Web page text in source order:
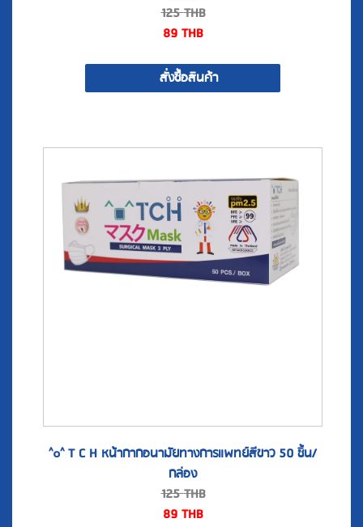
สั่งซื้อสินค้า
กล่อง
125 THB
89THB
สั่งซื้อสินค้า